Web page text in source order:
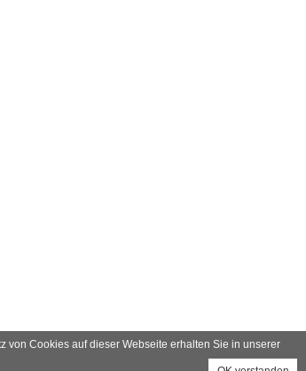
von Cookies auf dieser Webseite erhalten Sie in unserer